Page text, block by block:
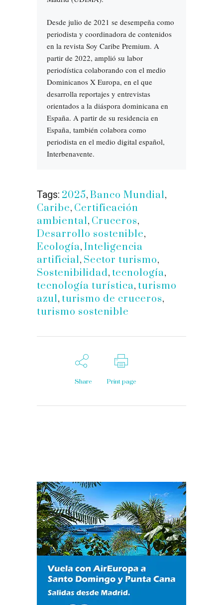
Desde julio de 2021 se desempeña como
periodista y coordinadora de contenidos
en la revista Soy Caribe Premium. A
partir de 2022, amplió su labor
periodística colaborando con el medio
Dominicanos X Europa, en el que
desarrolla reportajes y entrevistas
orientados a la diáspora dominicana en
España. A partir de su residencia en
España, también colabora como
periodista en el medio digital español,
Interbenavente.
Tags: 2025, Banco Mundial,
Caribe, Certificación
ambiental, Cruceros,
Desarrollo sostenible,
Ecología, Inteligencia
artificial, Sector turismo,
Sostenibilidad, tecnología,
tecnología turística, turismo
azul, turismo de cruceros,
turismo sostenible
Share Print page